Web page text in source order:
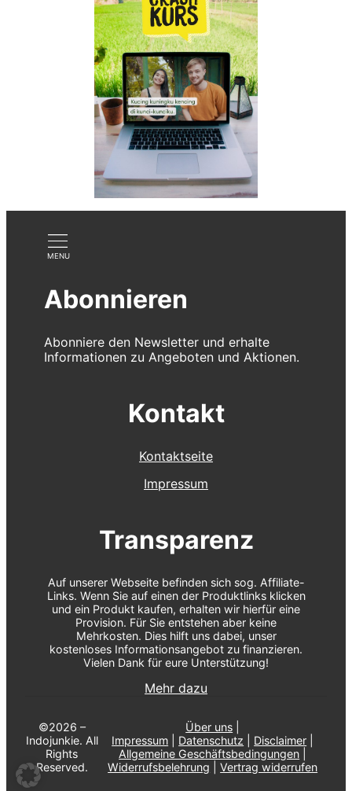
Abonnieren
Abonniere den Newsletter und erhalte
Informationen zu Angeboten und Aktionen.
Kontakt
Kontaktseite
Impressum
Transparenz
Auf unserer Webseite befinden sich sog. Affiliate-
Links. Wenn Sie auf einen der Produktlinks klicken
und ein Produkt kaufen, erhalten wir hierfür eine
Provision. Für Sie entstehen aber keine
Mehrkosten. Dies hilft uns dabei, unser
kostenloses Informationsangebot zu finanzieren.
Vielen Dank für eure Unterstützung!
Mehr dazu
©2026 –
Indojunkie. All
Rights
Reserved.
Über uns
Impressum
Datenschutz Disclaimer
Allgemeine Geschäftsbedingungen
Widerrufsbelehrung |Vertrag widerrufen